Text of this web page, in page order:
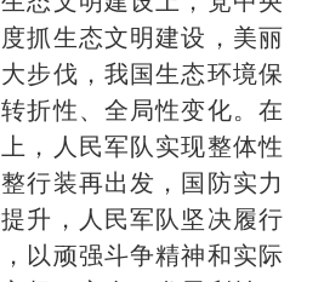
抓生态文明建设，美丽
步伐，我国生态环境保
折性、全局性变化。在
，人民军队实现整体性
行装再出发，国防实力
升，人民军队坚决履行
以顽强斗争精神和实际